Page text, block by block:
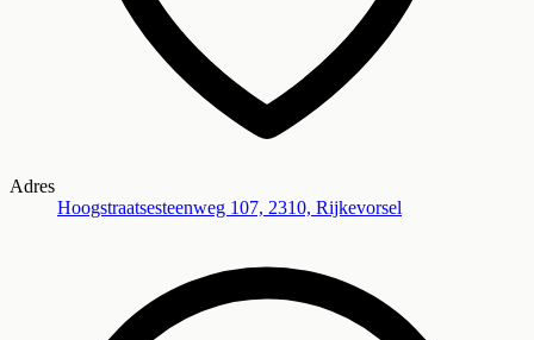
Adres
Hoogstraatsesteenweg 107, 2310, Rijkevorsel